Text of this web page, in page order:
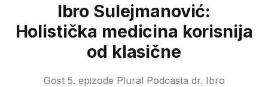
Ibro Sulejmanović:
Holistička medicina korisnija
od klasične
Gost 5. epizode Plural Podcasta dr. Ibro